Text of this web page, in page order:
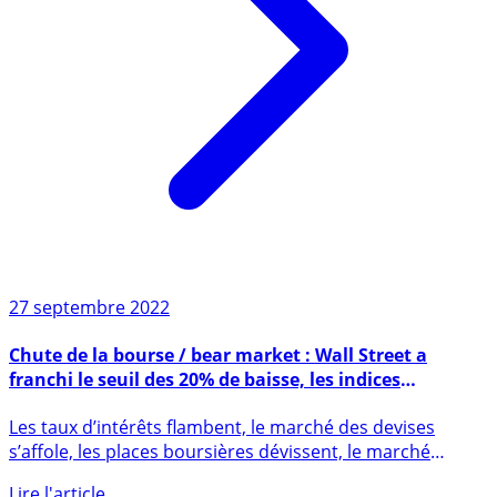
27 septembre 2022
franchi le seuil des 20% de baisse, les indices
européens vont suivre